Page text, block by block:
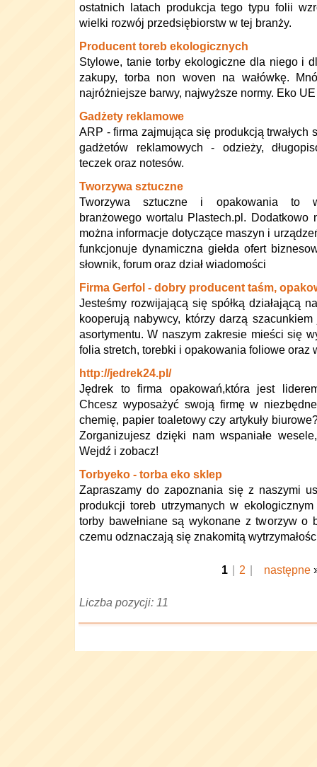
ostatnich latach produkcja tego typu folii
wielki rozwój przedsiębiorstw w tej branży.
Producent toreb ekologicznych
Stylowe, tanie torby ekologiczne dla niego i
zakupy, torba non woven na wałówkę.
najróżniejsze barwy, najwyższe normy. Eko
Gadżety reklamowe
ARP - firma zajmująca się produkcją trwałych
gadżetów reklamowych - odzieży,
teczek oraz notesów.
Tworzywa sztuczne
Tworzywa sztuczne i opakowania to
branżowego wortalu Plastech.pl. Dodatkowo
można informacje dotyczące maszyn i
funkcjonuje dynamiczna giełda ofert
słownik, forum oraz dział wiadomości
Firma Gerfol - dobry producent taśm,
Jesteśmy rozwijającą się spółką działającą
kooperują nabywcy, którzy darzą
asortymentu. W naszym zakresie mieści się
folia stretch, torebki i opakowania foliowe oraz
http://jedrek24.pl/
Jędrek to firma opakowań,która jest
Chcesz wyposażyć swoją firmę w
chemię, papier toaletowy czy artykuły
Zorganizujesz dzięki nam wspaniałe
Wejdź i zobacz!
Torbyeko - torba eko sklep
Zapraszamy do zapoznania się z naszymi
produkcji toreb utrzymanych w
torby bawełniane są wykonane z tworzyw o
czemu odznaczają się znakomitą
1 | 2 | następne
Liczba pozycji: 11